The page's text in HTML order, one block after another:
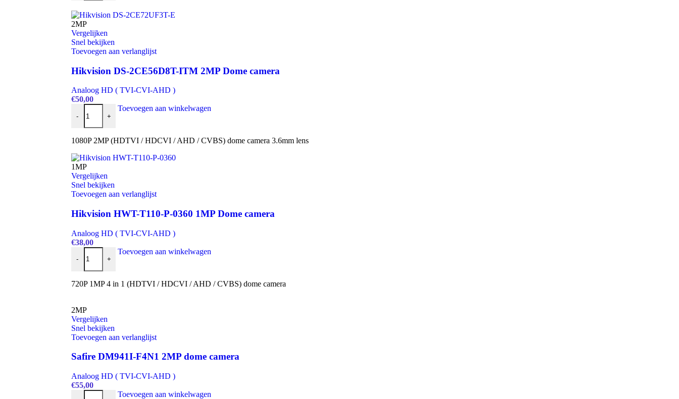
2MP
Vergelijken
Snel bekijken
Toevoegen aan verlanglijst
Hikvision DS-2CE56D8T-ITM 2MP Dome camera
Analoog HD ( TVI-CVI-AHD )
€50,00
-
Hikvision DS-2CE56D8T-ITM 2MP Dome camera aantal
+
Toevoegen aan winkelwagen
1080P 2MP (HDTVI / HDCVI / AHD / CVBS) dome camera 3.6mm lens
1MP
Vergelijken
Snel bekijken
Toevoegen aan verlanglijst
Hikvision HWT-T110-P-0360 1MP Dome camera
Analoog HD ( TVI-CVI-AHD )
€38,00
-
Hikvision HWT-T110-P-0360 1MP Dome camera aantal
+
Toevoegen aan winkelwagen
720P 1MP 4 in 1 (HDTVI / HDCVI / AHD / CVBS) dome camera
2MP
Vergelijken
Snel bekijken
Toevoegen aan verlanglijst
Safire DM941I-F4N1 2MP dome camera
Analoog HD ( TVI-CVI-AHD )
€55,00
Safire DM941I-F4N1 2MP dome camera aantal
Toevoegen aan winkelwagen